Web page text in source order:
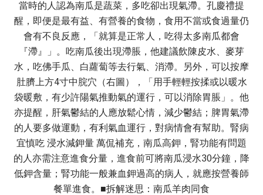
當時的人認為南瓜是蔬菜，多吃卻出現氣滯。孔慶禮提
醒，即便是最有益、有營養的食物，食用不當或食過量仍
會有不良反應，「就算是正常人，吃得太多南瓜都會
『滯』」。吃南瓜後出現滯脹，他建議飲陳皮水、麥芽
水，吃佛手瓜、白蘿蔔等去行氣、消滯。另外，可以按摩
肚臍上方4寸中脘穴（右圖），「用手輕輕按揉或以暖水
袋暖敷，有少許陽氣推動氣的運行，可以消除胃脹」。他
亦提醒，肝氣鬱結的人應放鬆心情，減少鬱結；脾胃氣滯
的人要多做運動，有利氣血運行，對病情會有幫助。腎病
宜慎吃 浸水減鉀量 萬侃補充，南瓜高鉀，腎功能有問題
的人亦需注意進食分量，進食前可將南瓜浸水30分鐘，降
低鉀含量；腎功能一般兼血鉀過高的病人，就應按營養師
餐單進食。■拆解迷思：南瓜羊肉同食